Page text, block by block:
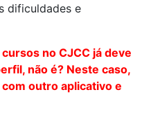
dificuldades e
no CJCC já deve
não é? Neste caso,
outro aplicativo e